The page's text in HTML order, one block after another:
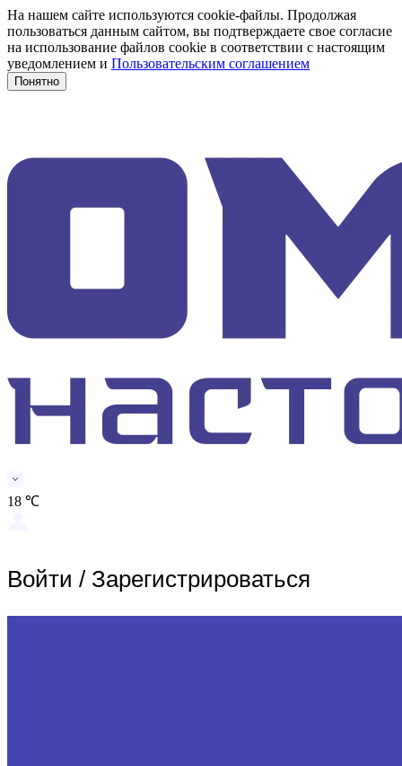
На нашем сайте используются cookie-файлы. Продолжая
пользоваться данным сайтом, вы подтверждаете свое согласие
на использование файлов cookie в соответствии с настоящим
уведомлением и Пользовательским соглашением
Понятно
18 ℃
Войти / Зарегистрироваться